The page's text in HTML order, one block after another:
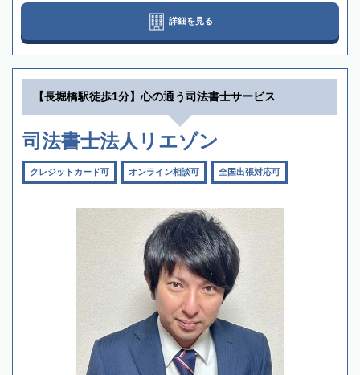
詳細を見る
【長堀橋駅徒歩1分】心の通う司法書士サービス
司法書士法人リエゾン
クレジットカード可 オンライン相談可 全国出張対応可